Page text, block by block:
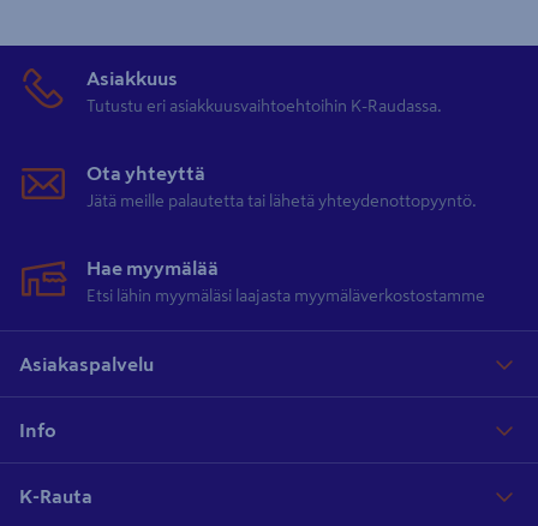
Asiakkuus
Tutustu eri asiakkuusvaihtoehtoihin K-Raudassa.
Ota yhteyttä
Jätä meille palautetta tai lähetä yhteydenottopyyntö.
Hae myymälää
Etsi lähin myymäläsi laajasta myymäläverkostostamme
Asiakaspalvelu
Info
K-Rauta